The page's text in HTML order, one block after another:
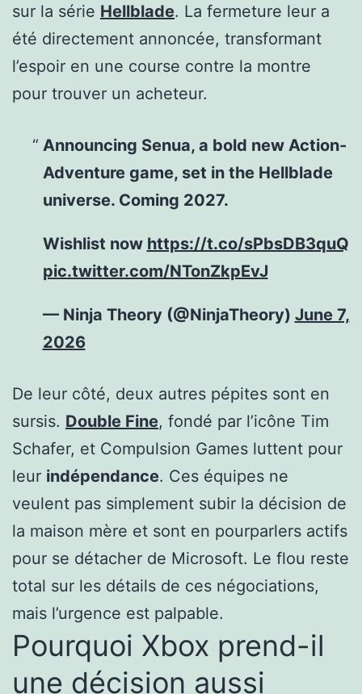
sur la série Hellblade. La fermeture leur a
été directement annoncée, transformant
l’espoir en une course contre la montre
pour trouver un acheteur.
Announcing Senua, a bold new Action-
Adventure game, set in the Hellblade
universe. Coming 2027.
Wishlist now https://t.co/sPbsDB3quQ
pic.twitter.com/NTonZkpEvJ
— Ninja Theory (@NinjaTheory) June 7,
2026
De leur côté, deux autres pépites sont en
sursis. Double Fine, fondé par l’icône Tim
Schafer, et Compulsion Games luttent pour
leur indépendance. Ces équipes ne
veulent pas simplement subir la décision de
la maison mère et sont en pourparlers actifs
pour se détacher de Microsoft. Le flou reste
total sur les détails de ces négociations,
mais l’urgence est palpable.
Pourquoi Xbox prend-il
une décision aussi